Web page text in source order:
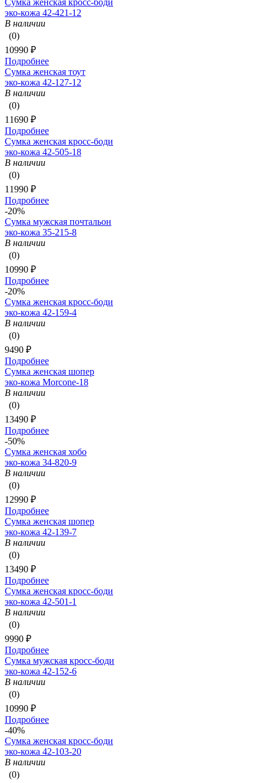
Сумка женская кросс-боди
эко-кожа 42-421-12
В наличии
(0)
10990 ₽
Подробнее
Сумка женская тоут
эко-кожа 42-127-12
В наличии
(0)
11690 ₽
Подробнее
Сумка женская кросс-боди
эко-кожа 42-505-18
В наличии
(0)
11990 ₽
Подробнее
-20%
Сумка мужская почтальон
эко-кожа 35-215-8
В наличии
(0)
10990 ₽
Подробнее
-20%
Сумка женская кросс-боди
эко-кожа 42-159-4
В наличии
(0)
9490 ₽
Подробнее
Сумка женская шопер
эко-кожа Morcone-18
В наличии
(0)
13490 ₽
Подробнее
-50%
Сумка женская хобо
эко-кожа 34-820-9
В наличии
(0)
12990 ₽
Подробнее
Сумка женская шопер
эко-кожа 42-139-7
В наличии
(0)
13490 ₽
Подробнее
Сумка женская кросс-боди
эко-кожа 42-501-1
В наличии
(0)
9990 ₽
Подробнее
Сумка мужская кросс-боди
эко-кожа 42-152-6
В наличии
(0)
10990 ₽
Подробнее
-40%
Сумка женская кросс-боди
эко-кожа 42-103-20
В наличии
(0)